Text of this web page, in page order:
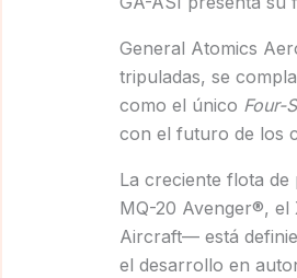
General Atomics
tripuladas, se
como el único Four-
con el futuro de los
La creciente flota
MQ-20 Avenger®, el
Aircraft— está
el desarrollo en